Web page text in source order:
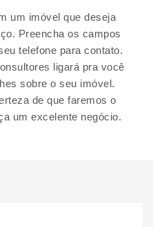
um imóvel que deseja
Preencha os campos
telefone para contato.
ligará pra você
sobre o seu imóvel.
de que faremos o
um excelente negócio.